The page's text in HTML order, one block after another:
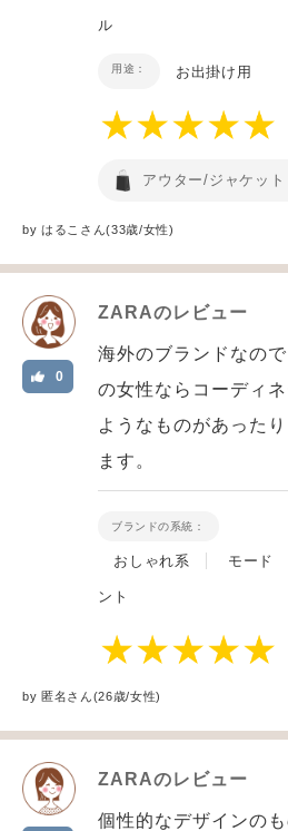
ル
用途： お出掛け用
アウター/ジャケット
byはるこ さん(33歳/女性)
ZARAのレビュー
0
海外のブランドなの
の女性ならコーディ
ようなものがあった
ます。
ブランドの系統：
おしゃれ系 モード
ント
by匿名さん(26歳/女性)
ZARAのレビュー
個性的なデザインの